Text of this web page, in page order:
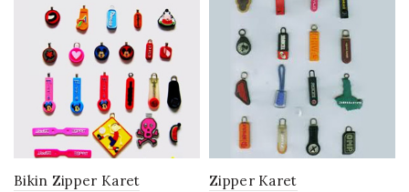
Bikin Zipper Karet Zipper Karet